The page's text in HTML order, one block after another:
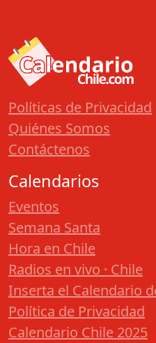
Políticas de Privacidad
Quiénes Somos
Contáctenos
Calendarios
Eventos
Semana Santa
Hora en Chile
Radios en vivo · Chile
Inserta el Calendario
Política de Privacidad
Calendario Chile 2025